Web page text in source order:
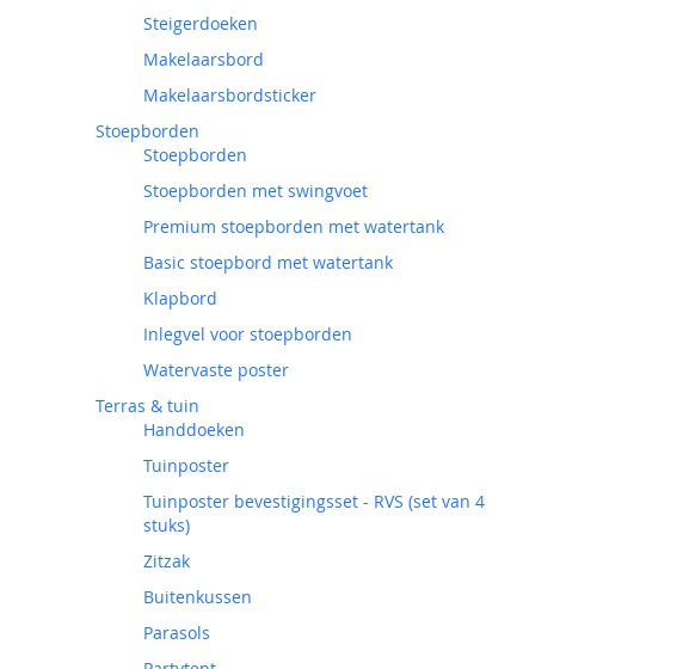
Steigerdoeken
Makelaarsbord
Makelaarsbordsticker
Stoepborden
Stoepborden
Stoepborden met swingvoet
Premium stoepborden met watertank
Basic stoepbord met watertank
Klapbord
Inlegvel voor stoepborden
Watervaste poster
Terras & tuin
Handdoeken
Tuinposter
Tuinposter bevestigingsset - RVS (set van 4
stuks)
Zitzak
Buitenkussen
Parasols